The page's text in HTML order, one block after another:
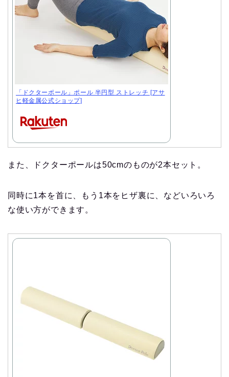
「ドクターポール」ポール 半円型 ストレッチ [アサ
ヒ軽金属公式ショップ]
また、ドクターポールは50cmのものが2本セット。
同時に1本を首に、もう1本をヒザ裏に、などいろいろ
な使い方ができます。